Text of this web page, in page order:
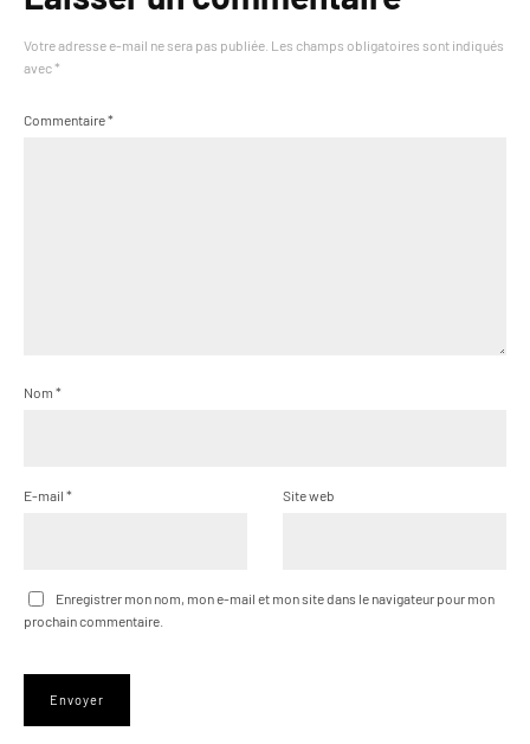
Votre adresse e-mail ne sera pas publiée. Les champs obligatoires sont indiqués
avec *
Commentaire*
Nom *
E-mail * Site web
Enregistrer mon nom, mon e-mail et mon site dans le navigateur pour mon
prochain commentaire.